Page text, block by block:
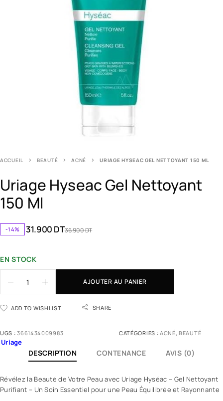
ACCUEIL BEAUTÉ ACNÉ URIAGE HYSEAC GEL NETTOYANT 150 ML
Uriage Hyseac Gel Nettoyant
150 Ml
-14% 36.900DT
31.900 DT
e
o
y
z
e
u
r
EN STOCK
AJOUTER AU PANIER
ADD TO WISHLIST SHARE
UGS :3661434009983 CATÉGORIES : ACNÉ,BEAUTÉ
Uriage
DESCRIPTION CONTENANCE AVIS (0)
Révélez la Beauté de Votre Peau avec Uriage Hyséac – Gel Nettoyant
Purifiant – Un Soin Essentiel pour une Peau Équilibrée et Rayonnante